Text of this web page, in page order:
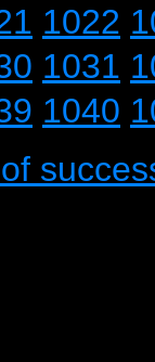
1022
1031
1040